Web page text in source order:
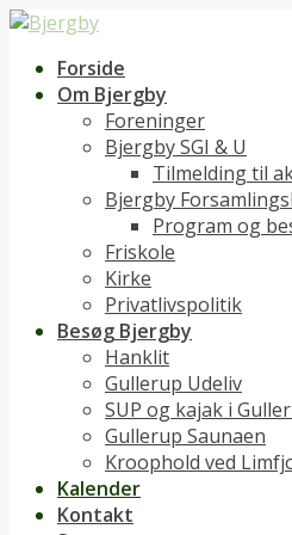
Forside
Om Bjergby
Foreninger
Bjergby SGI & U
Tilmelding til
Bjergby
Program og
Friskole
Kirke
Privatlivspolitik
Besøg Bjergby
Hanklit
Gullerup Udeliv
SUP og kajak i
Gullerup Saunaen
Kroophold ved
Kalender
Kontakt